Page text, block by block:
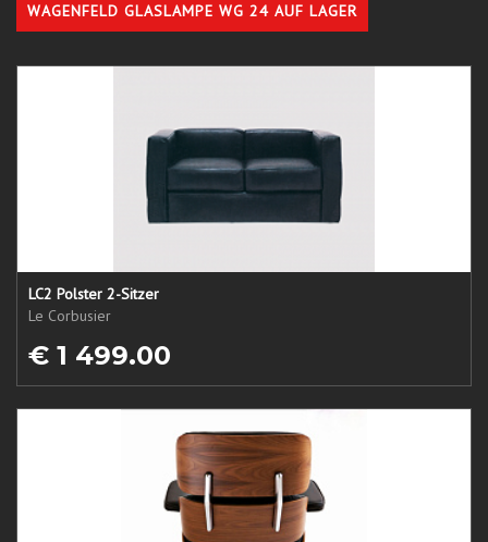
WAGENFELD GLASLAMPE WG 24 AUF LAGER
LC2 Polster 2-Sitzer
Le Corbusier
€ 1 499.00